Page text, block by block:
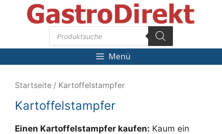
Products
search
Menü
Startseite / Kartoffelstampfer
Kartoffelstampfer
Einen Kartoffelstampfer kaufen: Kaum ein